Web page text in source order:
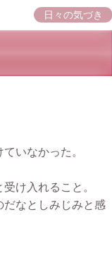
日々の気づき
いなかった。
け入れること。
だなとしみじみと感